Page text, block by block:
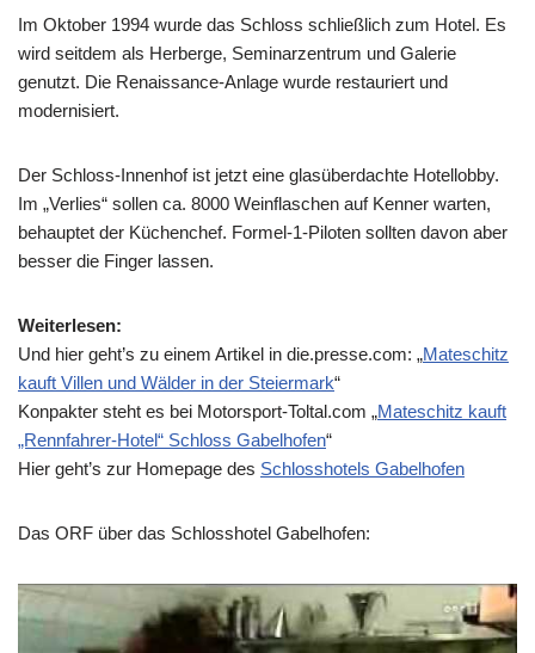
Im Oktober 1994 wurde das Schloss schließlich zum Hotel. Es
wird seitdem als Herberge, Seminarzentrum und Galerie
genutzt. Die Renaissance-Anlage wurde restauriert und
modernisiert.
Der Schloss-Innenhof ist jetzt eine glasüberdachte Hotellobby.
Im „Verlies“ sollen ca. 8000 Weinflaschen auf Kenner warten,
behauptet der Küchenchef. Formel-1-Piloten sollten davon aber
besser die Finger lassen.
Weiterlesen:
Und hier geht’s zu einem Artikel in die.presse.com: „Mateschitz
kauft Villen und Wälder in der Steiermark“
Konpakter steht es bei Motorsport-Toltal.com „Mateschitz kauft
„Rennfahrer-Hotel“ Schloss Gabelhofen“
Hier geht’s zur Homepage des Schlosshotels Gabelhofen
Das ORF über das Schlosshotel Gabelhofen: